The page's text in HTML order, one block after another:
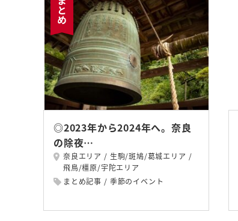
◎2023年から2024年へ。奈良
の除夜…
奈良エリア
生駒/斑鳩/葛城エリア
飛鳥/橿原/宇陀エリア
まとめ記事
季節のイベント